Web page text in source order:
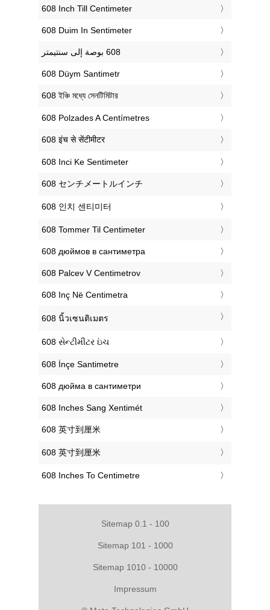
‎608 Inch Till Centimeter
‎608 Duim In Sentimeter
‎608 Düym Santimetr
‎608 ইঞ্চি মধ্যে সেনটিমিটার
‎608 Polzades A Centímetres
‎608 इंच से सेंटीमीटर
‎608 Inci Ke Sentimeter
‎608 センチメートルインチ
‎608 인치 센티미터
‎608 Tommer Til Centimeter
‎608 дюймов в сантиметра
‎608 Palcev V Centimetrov
‎608 Inç Në Centimetra
‎608 นิ้วเซนติเมตร
‎608 સેન્ટીમીટર ઇંચ
‎608 İnçe Santimetre
‎608 дюйма в сантиметри
‎608 Inches Sang Xentimét
‎608 英寸到厘米
‎608 英寸到厘米
‎608 Inches To Centimetre
Sitemap 0.1 - 100
Sitemap 101 - 1000
Sitemap 1010 - 10000
Impressum